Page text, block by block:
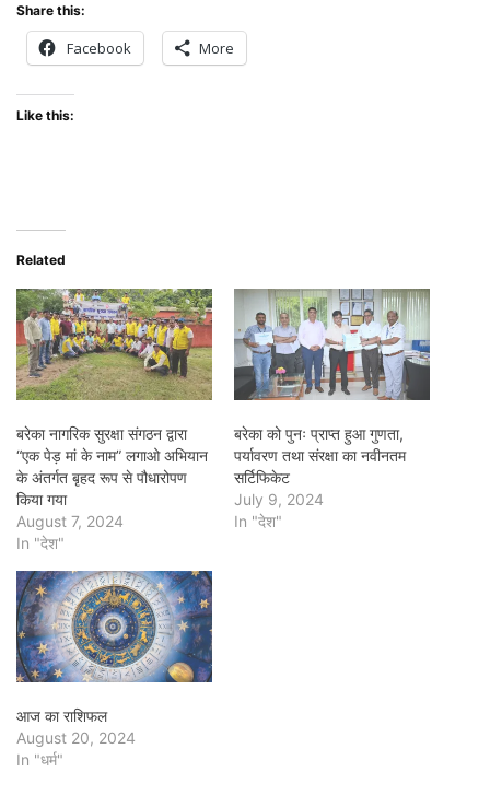
Share this:
Facebook More
Like this:
Related
बरेका नागरिक सुरक्षा संगठन द्वारा
“एक पेड़ मां के नाम” लगाओ अभियान
के अंतर्गत बृहद रूप से पौधारोपण
किया गया
August 7, 2024
In "देश"
बरेका को पुनः प्राप्त हुआ गुणता,
पर्यावरण तथा संरक्षा का नवीनतम
सर्टिफिकेट
July 9, 2024
In "देश"
आज का राशिफल
August 20, 2024
In "धर्म"